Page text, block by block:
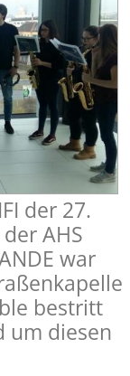
der 27.
AHS
war
bestritt
um diesen